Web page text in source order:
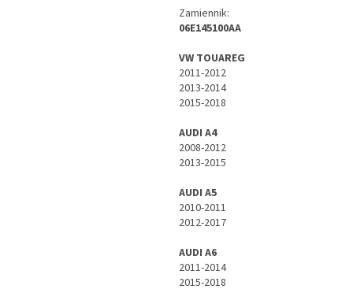
Zamiennik:
06E145100AA
VW TOUAREG
2011-2012
2013-2014
2015-2018
AUDI A4
2008-2012
2013-2015
AUDI A5
2010-2011
2012-2017
AUDI A6
2011-2014
2015-2018